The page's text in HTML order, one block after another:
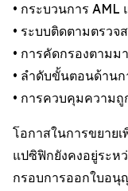
• กระบวนการ AML
• ระบบติดตามตรวจ
• การคัดกรองตามม
• ลำดับขั้นตอนด้าน
• การควบคุมความ
โอกาสในการขยายเ
แปซิฟิกยังคงอยู่ระห
กรอบการออกใบอ